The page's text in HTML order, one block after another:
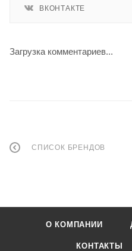
ВКОНТАКТЕ
Загрузка комментариев...
СПИСОК БРЕНДОВ
О КОМПАНИИ
КОНТАКТЫ